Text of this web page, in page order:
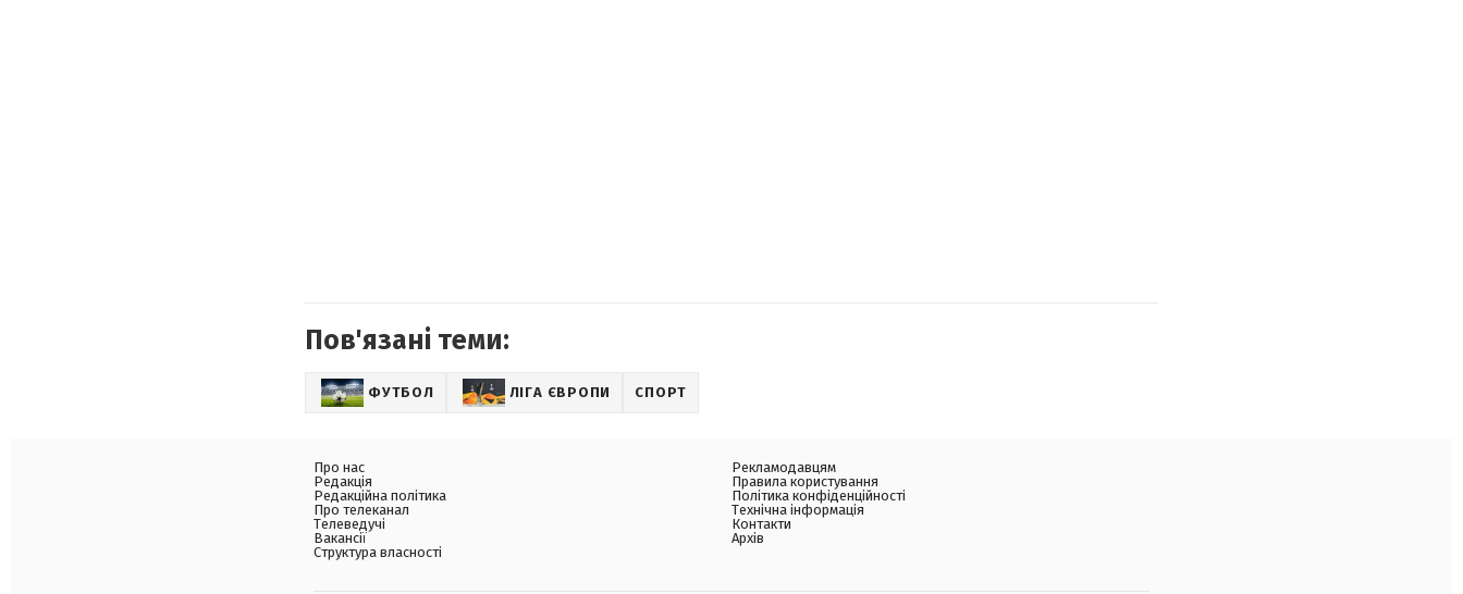
Пов'язані теми:
ФУТБОЛ ЛІГА ЄВРОПИ СПОРТ
Про нас
Редакція
Редакційна політика
Про телеканал
Телеведучі
Вакансії
Структура власності
Рекламодавцям
Правила користування
Політика конфіденційності
Технічна інформація
Контакти
Архів